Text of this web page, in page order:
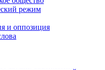
режим
и оппозиция